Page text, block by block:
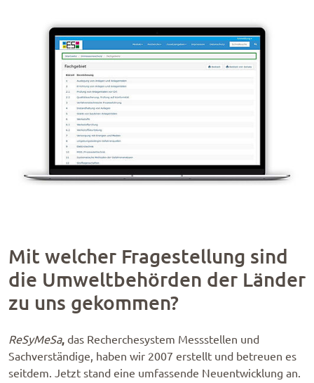
Mit welcher Fragestellung sind
die Umweltbehörden der Länder
zu uns gekommen?
ReSyMeSa, das Recherchesystem Messstellen und
Sachverständige, haben wir 2007 erstellt und betreuen es
seitdem. Jetzt stand eine umfassende Neuentwicklung an.